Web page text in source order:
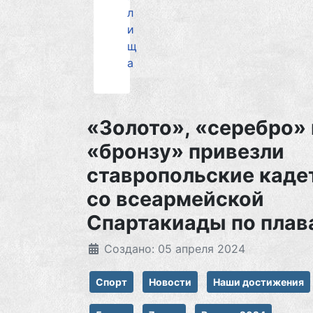
л
и
щ
а
«Золото», «серебро»
«бронзу» привезли
ставропольские
со всеармейской
Спартакиады по
Создано: 05 апреля 2024
Спорт Новости Наши достижения